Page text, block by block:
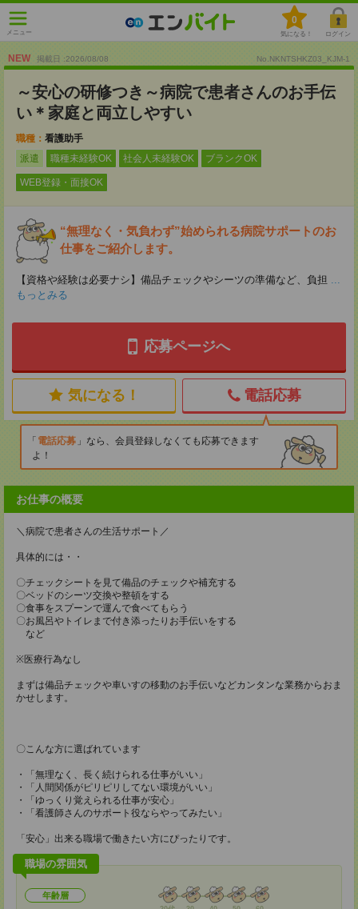
メニュー
0
気になる！ ログイン
NEW 掲載日 :2026/08/08 No.NKNTSHKZ03_KJM-1
～安心の研修つき～病院で患者さんのお手伝
い＊家庭と両立しやすい
職種： 看護助手
派遣
職種未経験OK 社会人未経験OK ブランクOK
WEB登録・面接OK
“無理なく・気負わず”始められる病院サポートのお
仕事をご紹介します。
【資格や経験は必要ナシ】備品チェックやシーツの準備など、負担 ...
もっとみる
応募ページへ
気になる！ 電話応募
電話応募
なら、会員登録しなくても応募できます
よ！
お仕事の概要
＼病院で患者さんの生活サポート／
具体的には・・
〇チェックシートを見て備品のチェックや補充する
〇ベッドのシーツ交換や整頓をする
〇食事をスプーンで運んで食べてもらう
〇お風呂やトイレまで付き添ったりお手伝いをする
など
※医療行為なし
まずは備品チェックや車いすの移動のお手伝いなどカンタンな業務からおま
かせします。
〇こんな方に選ばれています
・「無理なく、長く続けられる仕事がいい」
・「人間関係がピリピリしてない環境がいい」
・「ゆっくり覚えられる仕事が安心」
・「看護師さんのサポート役ならやってみたい」
「安心」出来る職場で働きたい方にぴったりです。
職場の雰囲気
年齢層